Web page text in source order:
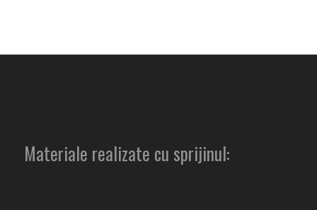
Materiale realizate cu sprijinul: